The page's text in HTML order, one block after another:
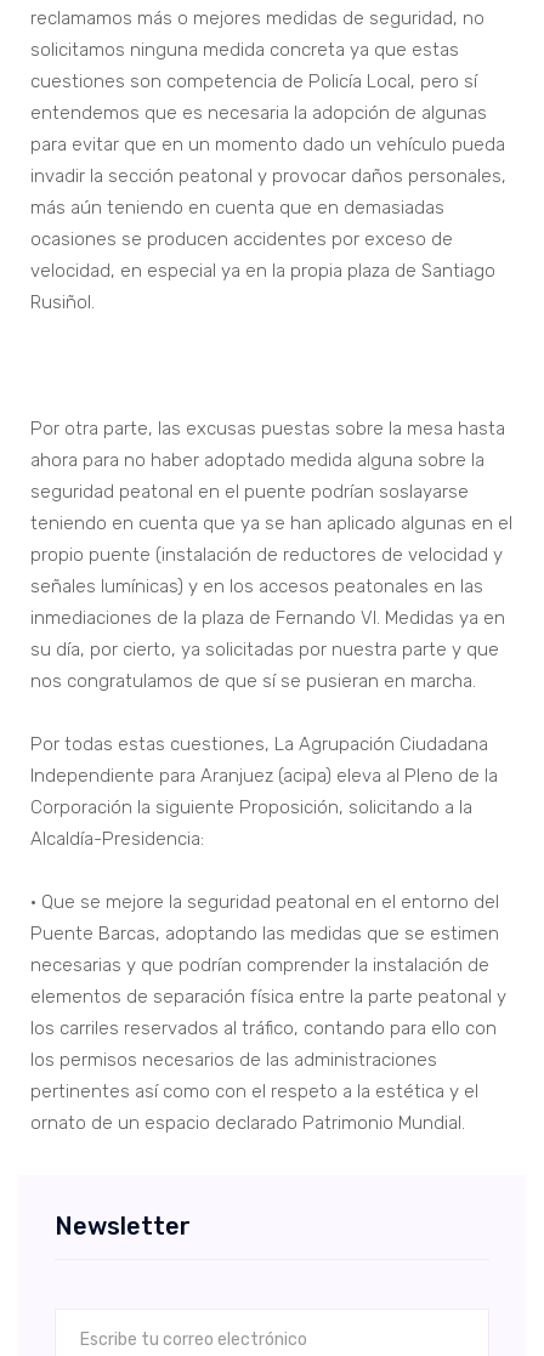
reclamamos más o mejores medidas de seguridad, no
solicitamos ninguna medida concreta ya que estas
cuestiones son competencia de Policía Local, pero sí
entendemos que es necesaria la adopción de algunas
para evitar que en un momento dado un vehículo pueda
invadir la sección peatonal y provocar daños personales,
más aún teniendo en cuenta que en demasiadas
ocasiones se producen accidentes por exceso de
velocidad, en especial ya en la propia plaza de Santiago
Rusiñol.
Por otra parte, las excusas puestas sobre la mesa hasta
ahora para no haber adoptado medida alguna sobre la
seguridad peatonal en el puente podrían soslayarse
teniendo en cuenta que ya se han aplicado algunas en el
propio puente (instalación de reductores de velocidad y
señales lumínicas) y en los accesos peatonales en las
inmediaciones de la plaza de Fernando VI. Medidas ya en
su día, por cierto, ya solicitadas por nuestra parte y que
nos congratulamos de que sí se pusieran en marcha.
Por todas estas cuestiones, La Agrupación Ciudadana
Independiente para Aranjuez (acipa) eleva al Pleno de la
Corporación la siguiente Proposición, solicitando a la
Alcaldía-Presidencia:
• Que se mejore la seguridad peatonal en el entorno del
Puente Barcas, adoptando las medidas que se estimen
necesarias y que podrían comprender la instalación de
elementos de separación física entre la parte peatonal y
los carriles reservados al tráfico, contando para ello con
los permisos necesarios de las administraciones
pertinentes así como con el respeto a la estética y el
ornato de un espacio declarado Patrimonio Mundial.
Newsletter